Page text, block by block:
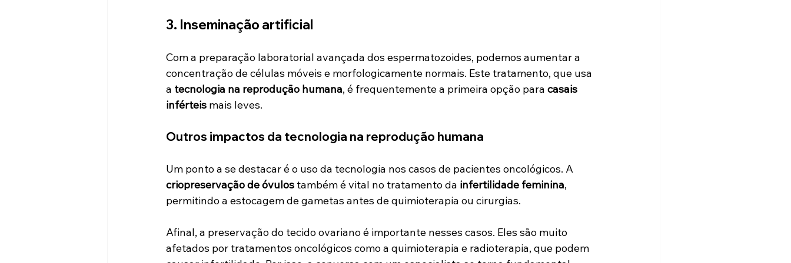
3. Inseminação artificial
Com a preparação laboratorial avançada dos espermatozoides, podemos aumentar a
concentração de células móveis e morfologicamente normais. Este tratamento, que usa
a tecnologia na reprodução humana, é frequentemente a primeira opção para casais
inférteis mais leves.
Outros impactos da tecnologia na reprodução humana
Um ponto a se destacar é o uso da tecnologia nos casos de pacientes oncológicos. A
criopreservação de óvulos também é vital no tratamento da infertilidade feminina,
permitindo a estocagem de gametas antes de quimioterapia ou cirurgias.
Afinal, a preservação do tecido ovariano é importante nesses casos. Eles são muito
afetados por tratamentos oncológicos como a quimioterapia e radioterapia, que podem